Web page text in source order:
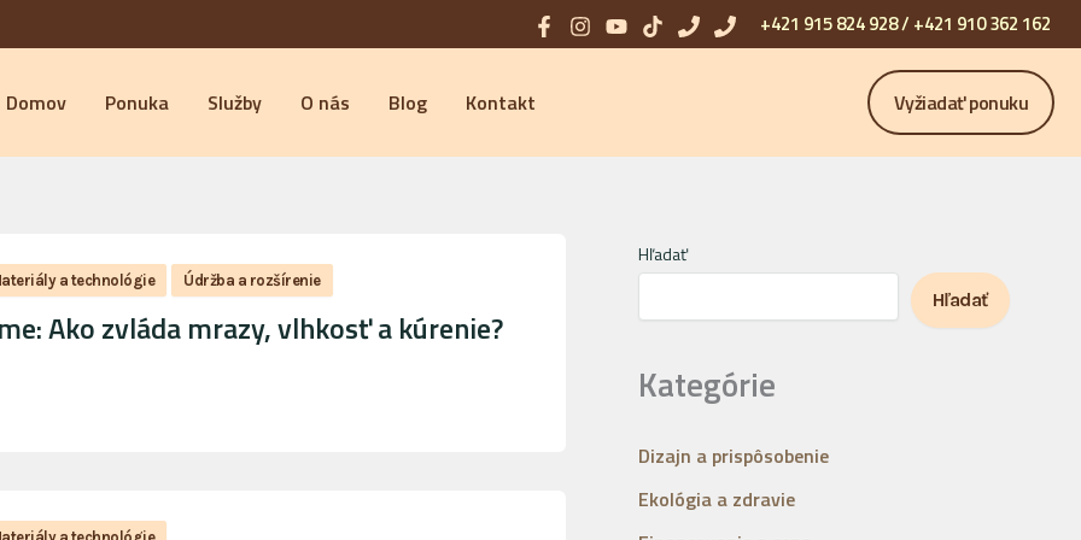
+421 915 824 928 / +421 910 362 162
Domov Ponuka Služby O nás Blog Kontakt Vyžiadať ponuku
a technológie Údržba a rozšírenie
Ako zvláda mrazy, vlhkosť a kúrenie?
Hľadať
Hľadať
Kategórie
Dizajn a prispôsobenie
Ekológia a zdravie